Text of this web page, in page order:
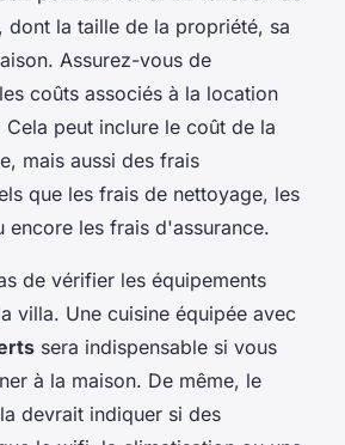
dont la taille de la propriété, sa
Assurez-vous de
coûts associés à la location
peut inclure le coût de la
mais aussi des frais
que les frais de nettoyage, les
encore les frais d'assurance.
de vérifier les équipements
villa. Une cuisine équipée avec
sera indispensable si vous
à la maison. De même, le
devrait indiquer si des